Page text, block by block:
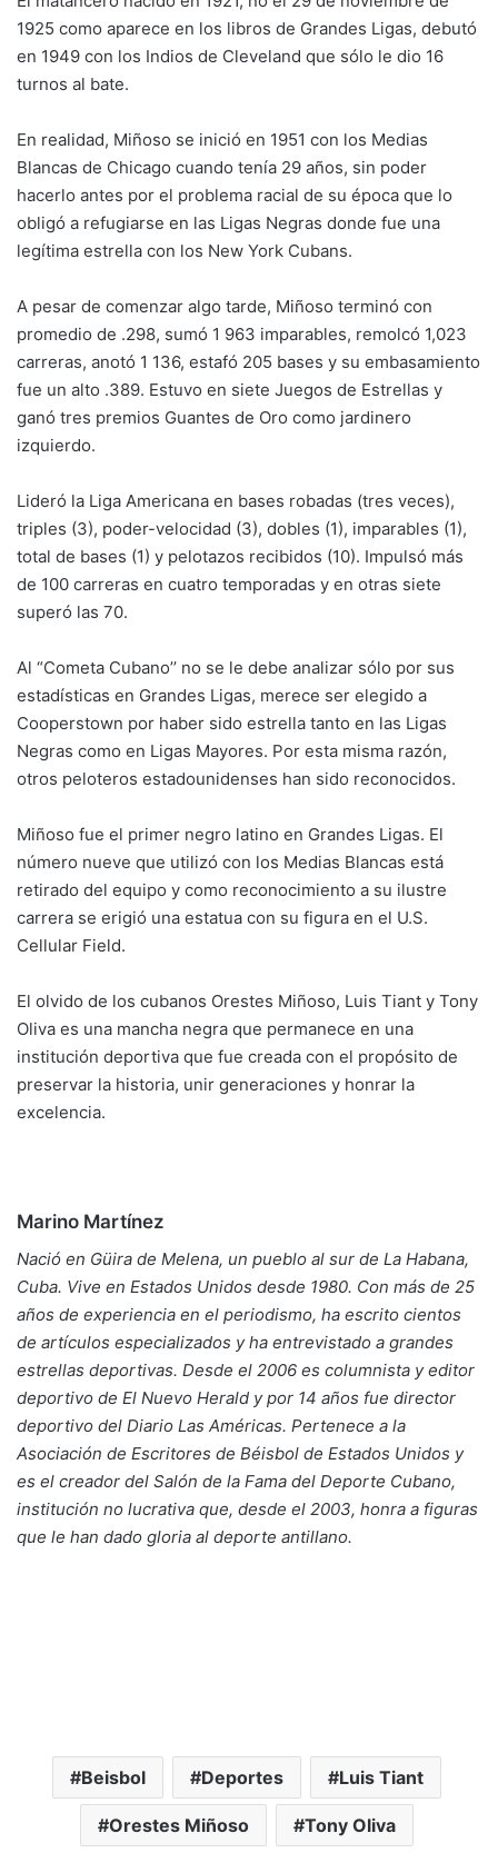
1925 como aparece en los libros de Grandes Ligas, debutó
en 1949 con los Indios de Cleveland que sólo le dio 16
turnos al bate.
En realidad, Miñoso se inició en 1951 con los Medias
Blancas de Chicago cuando tenía 29 años, sin poder
hacerlo antes por el problema racial de su época que lo
obligó a refugiarse en las Ligas Negras donde fue una
legítima estrella con los New York Cubans.
A pesar de comenzar algo tarde, Miñoso terminó con
promedio de .298, sumó 1 963 imparables, remolcó 1,023
carreras, anotó 1 136, estafó 205 bases y su embasamiento
fue un alto .389. Estuvo en siete Juegos de Estrellas y
ganó tres premios Guantes de Oro como jardinero
izquierdo.
Lideró la Liga Americana en bases robadas (tres veces),
triples (3), poder-velocidad (3), dobles (1), imparables (1),
total de bases (1) y pelotazos recibidos (10). Impulsó más
de 100 carreras en cuatro temporadas y en otras siete
superó las 70.
Al “Cometa Cubano’’ no se le debe analizar sólo por sus
estadísticas en Grandes Ligas, merece ser elegido a
Cooperstown por haber sido estrella tanto en las Ligas
Negras como en Ligas Mayores. Por esta misma razón,
otros peloteros estadounidenses han sido reconocidos.
Miñoso fue el primer negro latino en Grandes Ligas. El
número nueve que utilizó con los Medias Blancas está
retirado del equipo y como reconocimiento a su ilustre
carrera se erigió una estatua con su figura en el U.S.
Cellular Field.
El olvido de los cubanos Orestes Miñoso, Luis Tiant y Tony
Oliva es una mancha negra que permanece en una
institución deportiva que fue creada con el propósito de
preservar la historia, unir generaciones y honrar la
excelencia.
Marino Martínez
Nació en Güira de Melena, un pueblo al sur de La Habana,
Cuba. Vive en Estados Unidos desde 1980. Con más de 25
años de experiencia en el periodismo, ha escrito cientos
de artículos especializados y ha entrevistado a grandes
estrellas deportivas. Desde el 2006 es columnista y editor
deportivo de El Nuevo Herald y por 14 años fue director
deportivo del Diario Las Américas. Pertenece a la
Asociación de Escritores de Béisbol de Estados Unidos y
es el creador del Salón de la Fama del Deporte Cubano,
institución no lucrativa que, desde el 2003, honra a figuras
que le han dado gloria al deporte antillano.
Beisbol Deportes Luis Tiant
Orestes Miñoso Tony Oliva